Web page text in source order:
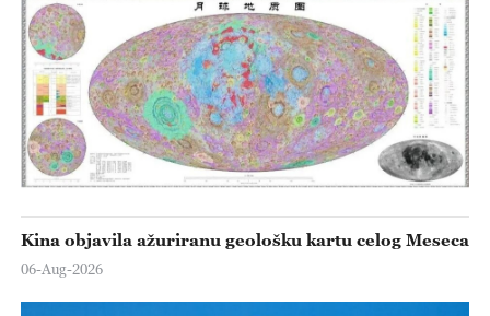
Kina objavila ažuriranu geološku kartu celog Meseca
06-Aug-2026